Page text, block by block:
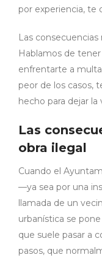
por experiencia, te
Las
Hablamos de
enfrentarte a
peor de los casos,
hecho para dejar
Las
obra ilegal
Cuando el
—ya sea por una
llamada de un
urbanística se
que suele pasar a
pasos, que